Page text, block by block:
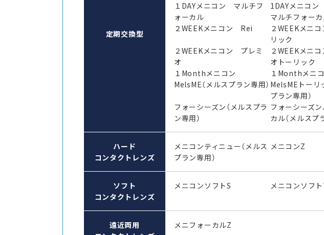
定期交換型
１DAYメニコン マルチフ
ォーカル
1DAYメニコ
マルチフォー
２WEEKメニコン Rei
２WEEKメニ
リック
２WEEKメニコン プレミ
オ
２WEEKメニ
オトーリック
１Monthメニコン
MelsME（メルスプラン専用）
１Monthメニ
MelsMEトーリ
プラン専用）
フォーシーズン（メルスプラ
ン専用）
フォーシーズ
カル（メルスプ
ハード
コンタクトレンズ
メニコンティニュー（メルス
プラン専用）
メニコンZ
ソフト
コンタクトレンズ
メニコンソフトS メニコンソフ
遠近両用
メニフォーカルZ